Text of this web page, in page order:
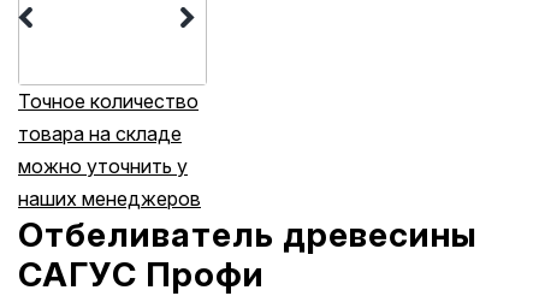
В ОДИН КЛИК
Точное количество
товара на складе
можно уточнить у
наших менеджеров
Отбеливатель древесины
САГУС Профи